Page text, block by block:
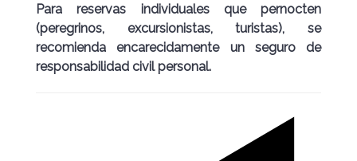
Para reservas individuales que pernocten
(peregrinos, excursionistas, turistas), se
recomienda encarecidamente un seguro de
responsabilidad civil personal.